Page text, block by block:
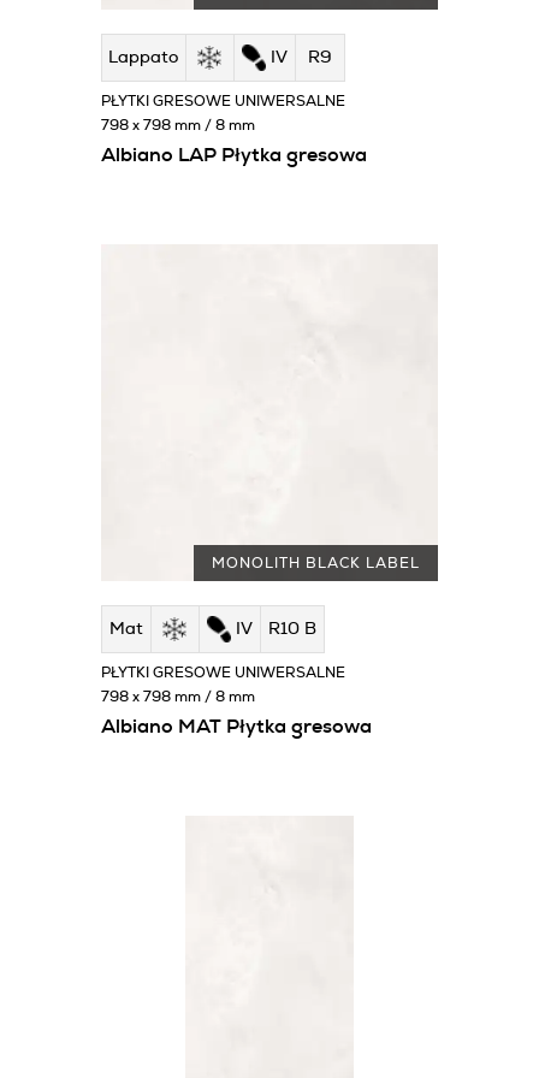
Lappato IV R9
Albiano LAP Płytka gresowa
PŁYTKI GRESOWE UNIWERSALNE
798 x 798 mm / 8 mm
MONOLITH BLACK LABEL
Mat IV R10 B
Albiano MAT Płytka gresowa
PŁYTKI GRESOWE UNIWERSALNE
798 x 798 mm / 8 mm